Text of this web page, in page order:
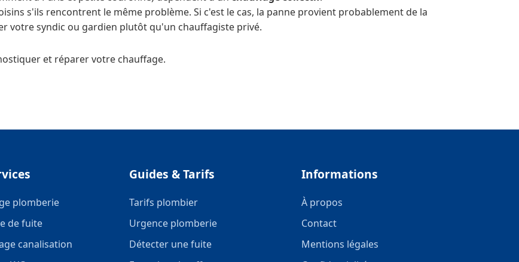
s'ils rencontrent le même problème. Si c'est le cas, la panne provient probablement de la
votre syndic ou gardien plutôt qu'un chauffagiste privé.
et réparer votre chauffage.
plomberie
de fuite
canalisation
Guides & Tarifs
Tarifs plombier
Urgence plomberie
Détecter une fuite
Informations
À propos
Contact
Mentions légales